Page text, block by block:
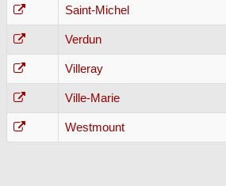
Saint-Michel
Verdun
Villeray
Ville-Marie
Westmount